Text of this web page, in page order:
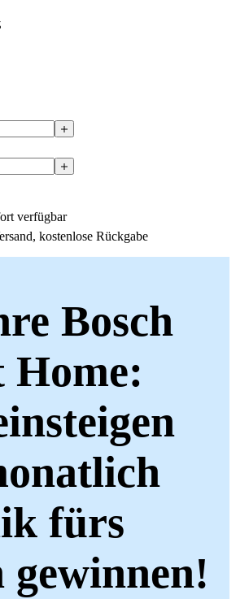
verfügbar
kostenlose Rückgabe
Bosch
Home:
fürs
gewinnen!